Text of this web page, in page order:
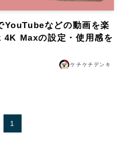
YouTubeなどの動画を楽
Maxの設定・使用感を
ケチケチデンキ
1